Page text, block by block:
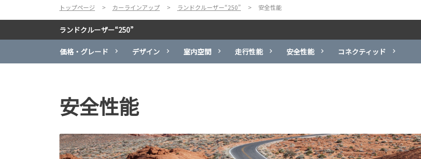
トップページ カーラインアップ ランドクルーザー“250” 安全性能
ランドクルーザー“250”
価格・グレード デザイン 室内空間 走行性能 安全性能 コネクティッド
安全性能